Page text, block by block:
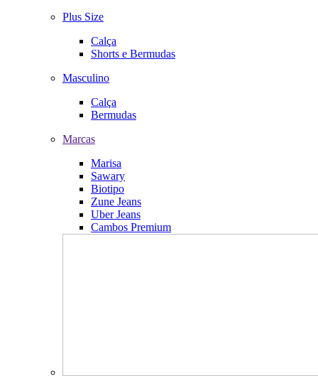
Plus Size
Calça
Shorts e Bermudas
Masculino
Calça
Bermudas
Marcas
Marisa
Sawary
Biotipo
Zune Jeans
Uber Jeans
Cambos Premium